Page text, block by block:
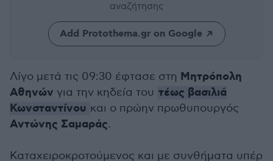
αναζήτησης
Add Protothema.gr on Google
Λίγο μετά τις 09:30 έφτασε στη Μητρόπολη
Αθηνών για την κηδεία του τέως βασιλιά
Κωνσταντίνου και ο πρώην πρωθυπουργός
Αντώνης Σαμαράς.
Καταχειροκροτούμενος και με συνθήματα υπέρ